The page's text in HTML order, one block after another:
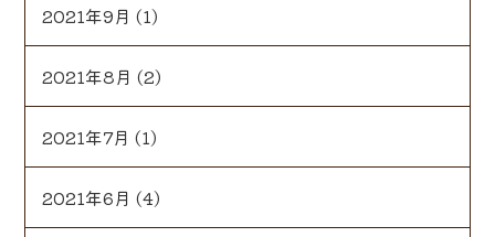
2021年9月 (1)
2021年8月 (2)
2021年7月 (1)
2021年6月 (4)